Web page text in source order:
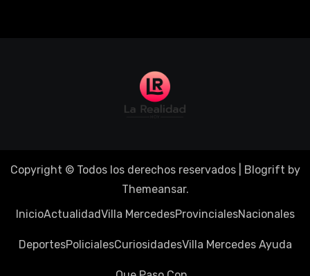
Copyright © Todos los derechos reservados Blogrift by
Themeansar.
InicioActualidadVilla MercedesProvincialesNacionales
DeportesPolicialesCuriosidadesVilla Mercedes Ayuda